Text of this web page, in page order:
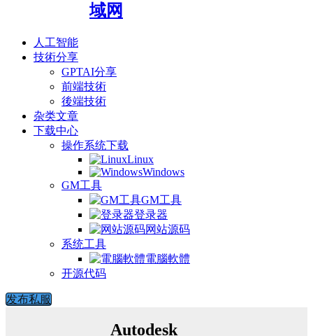
域网
人工智能
技術分享
GPTAI分享
前端技術
後端技術
杂类文章
下载中心
操作系统下载
Linux
Windows
GM工具
GM工具
登录器
网站源码
系统工具
電腦軟體
开源代码
发布私服
Autodesk